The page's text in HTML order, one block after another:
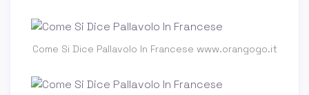
Come Si Dice Pallavolo In Francese www.orangogo.it